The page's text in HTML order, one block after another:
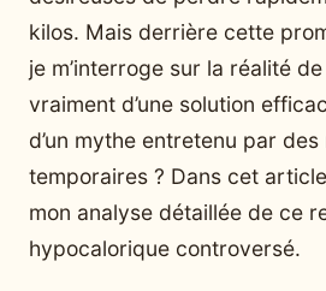
kilos. Mais derrière cette
je m’interroge sur la réalité
vraiment d’une solution
d’un mythe entretenu par
temporaires ? Dans cet
mon analyse détaillée de ce
hypocalorique controversé.